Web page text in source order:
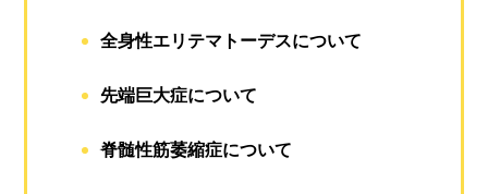
全身性エリテマトーデスについて
先端巨大症について
脊髄性筋萎縮症について